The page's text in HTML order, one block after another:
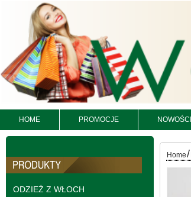
HOME PROMOCJE NOWOŚCI
ODZIEŻ Z WŁOCH
Kolor Paczka 10 szt
61.00 zł
szczegóły
Home/